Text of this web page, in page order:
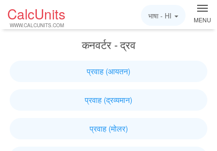
CalcUnits
WWW.CALCUNITS.COM
MENU
भाषा - HI
कनवर्टर - द्रव
प्रवाह (आयतन)
प्रवाह (द्रव्यमान)
प्रवाह (मोलर)